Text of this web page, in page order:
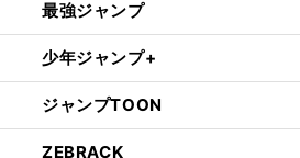
最強ジャンプ
少年ジャンプ+
ジャンプTOON
ZEBRACK